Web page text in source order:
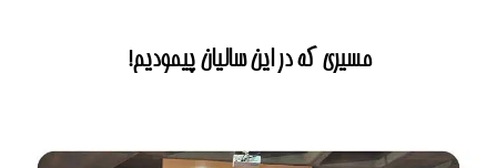
مسیری که در این سالیان پیمودیم!